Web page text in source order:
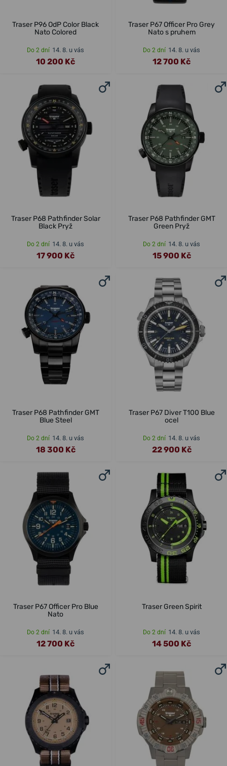
Traser P96 OdP Color Black
Nato Colored
Do 2 dní 14. 8. u vás
10 200 Kč
Traser P67 Officer Pro Grey
Nato s pruhem
Do 2 dní 14. 8. u vás
12 700 Kč
Traser P68 Pathfinder Solar
Black Pryž
Do 2 dní 14. 8. u vás
17 900 Kč
Traser P68 Pathfinder GMT
Green Pryž
Do 2 dní 14. 8. u vás
15 900 Kč
Traser P68 Pathfinder GMT
Blue Steel
Do 2 dní 14. 8. u vás
18 300 Kč
Traser P67 Diver T100 Blue
ocel
Do 2 dní 14. 8. u vás
22 900 Kč
Traser P67 Officer Pro Blue
Nato
Do 2 dní 14. 8. u vás
12 700 Kč
Traser Green Spirit
Do 2 dní 14. 8. u vás
14 500 Kč